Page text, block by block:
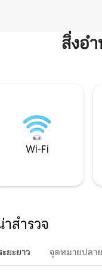
สิ่งอ
Wi-Fi
สำรวจ
ยะยาว จุดหมายปลา